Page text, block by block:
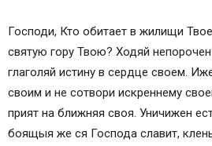
Господи, Кто обитает в жилищи
святую гору Твою? Ходяй
глаголяй истину в сердце своем.
своим и не сотвори искреннему
прият на ближняя своя. Уничижен
боящыя же ся Господа славит,